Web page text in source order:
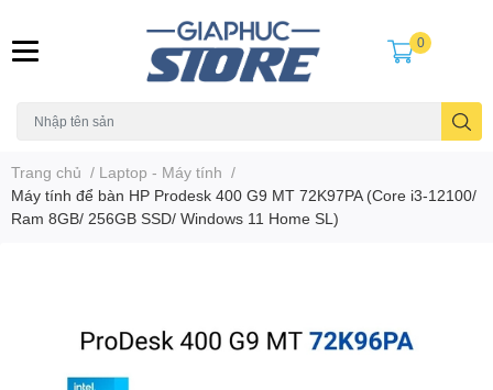
0
Trang chủ / Laptop - Máy tính /
Máy tính để bàn HP Prodesk 400 G9 MT 72K97PA (Core i3-12100/
Ram 8GB/ 256GB SSD/ Windows 11 Home SL)